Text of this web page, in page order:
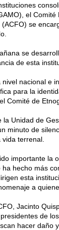
el
se
se
de esta
nacional e
para la
Comité de
la Unidad de
minuto de
terrenal.
importante la
hecho más
esta
a
Jacinto
de
hacer daño